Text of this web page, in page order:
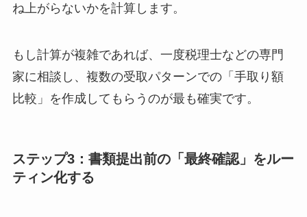
ね上がらないかを計算します。
もし計算が複雑であれば、一度税理士などの専門
家に相談し、複数の受取パターンでの「手取り額
比較」を作成してもらうのが最も確実です。
ステップ3：書類提出前の「最終確認」をルー
ティン化する